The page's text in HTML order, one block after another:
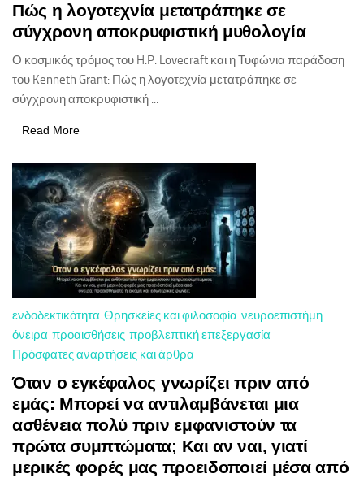
Πώς η λογοτεχνία μετατράπηκε σε
σύγχρονη αποκρυφιστική μυθολογία
Ο κοσμικός τρόμος του H.P. Lovecraft και η Τυφώνια παράδοση
του Kenneth Grant: Πώς η λογοτεχνία μετατράπηκε σε
σύγχρονη αποκρυφιστική ...
Read More
ενδοδεκτικότητα Θρησκείες και φιλοσοφία νευροεπιστήμη
όνειρα προαισθήσεις προβλεπτική επεξεργασία
Πρόσφατες αναρτήσεις και άρθρα
Όταν ο εγκέφαλος γνωρίζει πριν από
εμάς: Μπορεί να αντιλαμβάνεται μια
ασθένεια πολύ πριν εμφανιστούν τα
πρώτα συμπτώματα; Και αν ναι, γιατί
μερικές φορές μας προειδοποιεί μέσα από